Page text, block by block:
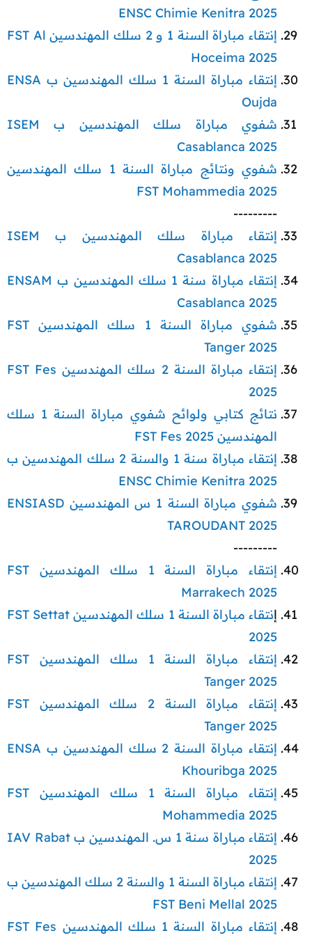
ENSC Chimie Kenitra 2025
إنتقاء مباراة السنة 1 و 2 سلك المهندسين FST Al
Hoceima 2025
إنتقاء مباراة السنة 1 سلك المهندسين ب ENSA
Oujda
شفوي مباراة سلك المهندسين ب ISEM
Casablanca 2025
شفوي ونتائج مباراة السنة 1 سلك المهندسين
FST Mohammedia 2025
---------​
إنتقاء مباراة سلك المهندسين ب ISEM
Casablanca 2025
إنتقاء مباراة سنة 1 سلك المهندسين ب ENSAM
Casablanca 2025
شفوي مباراة السنة 1 سلك المهندسين FST
Tanger 2025
إنتقاء مباراة السنة 2 سلك المهندسين FST Fes
2025
نتائج كتابي ولوائح شفوي مباراة السنة 1 سلك
المهندسين FST Fes 2025
إنتقاء مباراة سنة 1 والسنة 2 سلك المهندسين ب
ENSC Chimie Kenitra 2025
شفوي مباراة السنة 1 س المهندسين ENSIASD
TAROUDANT 2025
---------​
إنتقاء مباراة السنة 1 سلك المهندسين FST
Marrakech 2025
إ
نتقاء مباراة السنة 1 سلك المهندسين FST Settat
2025
إنتقاء مباراة السنة 1 سلك المهندسين FST
Tanger 2025
إنتقاء مباراة السنة 2 سلك المهندسين FST
Tanger 2025
إنتقاء مباراة السنة 2 سلك المهندسين ب ENSA
Khouribga 2025
إنتقاء مباراة السنة 1 سلك المهندسين FST
Mohammedia 2025
إنتقاء مباراة سنة 1 س. المهندسين ب IAV Rabat
2025
إنتقاء مباراة السنة 1 والسنة 2 سلك المهندسين ب
FST Beni Mellal 2025
إنتقاء مباراة السنة 1 سلك المهندسين FST Fes